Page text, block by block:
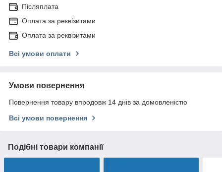
Післяплата
Оплата за реквізитами
Оплата за реквізитами
Всі умови оплати
Умови повернення
Повернення товару впродовж 14 днів за домовленістю
Всі умови повернення
Подібні товари компанії